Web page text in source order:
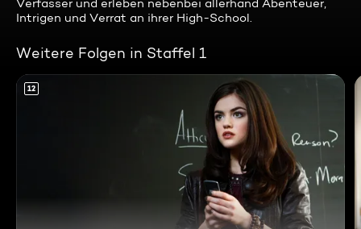
Verfasser und erleben nebenbei allerhand Abenteuer,
Intrigen und Verrat an ihrer High-School.
Weitere Folgen in Staffel 1
12